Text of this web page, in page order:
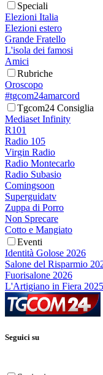
Speciali
Elezioni Italia
Elezioni estero
Grande Fratello
L'isola dei famosi
Amici
Rubriche
Oroscopo
#tgcom24amarcord
Tgcom24 Consiglia
Mediaset Infinity
R101
Radio 105
Virgin Radio
Radio Montecarlo
Radio Subasio
Comingsoon
Superguidatv
Zuppa di Porro
Non Sprecare
Cotto e Mangiato
Eventi
Identità Golose 2026
Salone del Risparmio
Fuorisalone 2026
L'Artigiano in Fiera 2025
Seguici su